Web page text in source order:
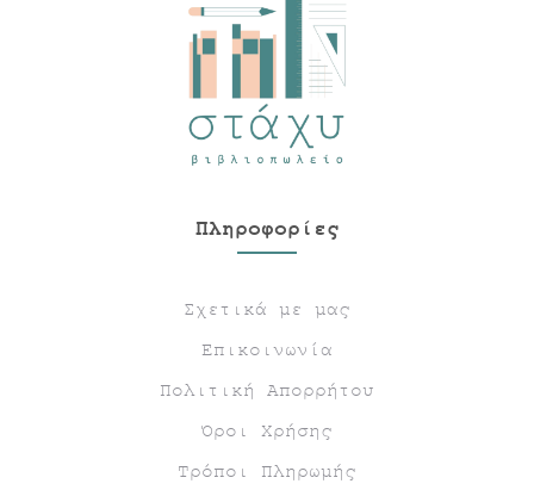
Πληροφορίες
Σχετικά με μας
Επικοινωνία
Πολιτική Απορρήτου
Όροι Χρήσης
Τρόποι Πληρωμής